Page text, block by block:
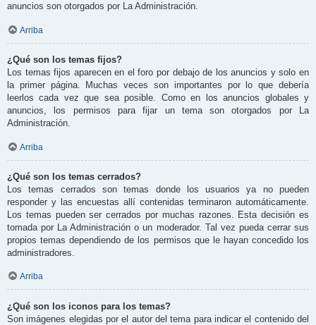
anuncios son otorgados por La Administración.
Arriba
¿Qué son los temas fijos?
Los temas fijos aparecen en el foro por debajo de los anuncios y solo en
la primer página. Muchas veces son importantes por lo que debería
leerlos cada vez que sea posible. Como en los anuncios globales y
anuncios, los permisos para fijar un tema son otorgados por La
Administración.
Arriba
¿Qué son los temas cerrados?
Los temas cerrados son temas donde los usuarios ya no pueden
responder y las encuestas allí contenidas terminaron automáticamente.
Los temas pueden ser cerrados por muchas razones. Esta decisión es
tomada por La Administración o un moderador. Tal vez pueda cerrar sus
propios temas dependiendo de los permisos que le hayan concedido los
administradores.
Arriba
¿Qué son los iconos para los temas?
Son imágenes elegidas por el autor del tema para indicar el contenido del